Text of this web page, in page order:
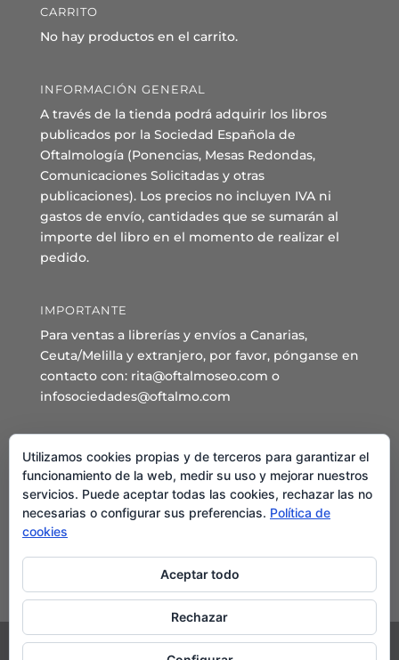
CARRITO
No hay productos en el carrito.
INFORMACIÓN GENERAL
A través de la tienda podrá adquirir los libros
publicados por la Sociedad Española de
Oftalmología (Ponencias, Mesas Redondas,
Comunicaciones Solicitadas y otras
publicaciones). Los precios no incluyen IVA ni
gastos de envío, cantidades que se sumarán al
importe del libro en el momento de realizar el
pedido.
IMPORTANTE
Para ventas a librerías y envíos a Canarias,
Ceuta/Melilla y extranjero, por favor, pónganse en
contacto con: rita@oftalmoseo.com o
infosociedades@oftalmo.com
Sede Administrativa y Secretaría General
C/ Arcipreste de Hita 14 – 1º Derecha.
28015 – Madrid
Teléfono: 91 544 80 35 - 91 544 58 79
Mail:
Utilizamos cookies propias y de terceros para garantizar el
funcionamiento de la web, medir su uso y mejorar nuestros
servicios. Puede aceptar todas las cookies, rechazar las no
necesarias o configurar sus preferencias. Política de
cookies
Aceptar todo
Rechazar